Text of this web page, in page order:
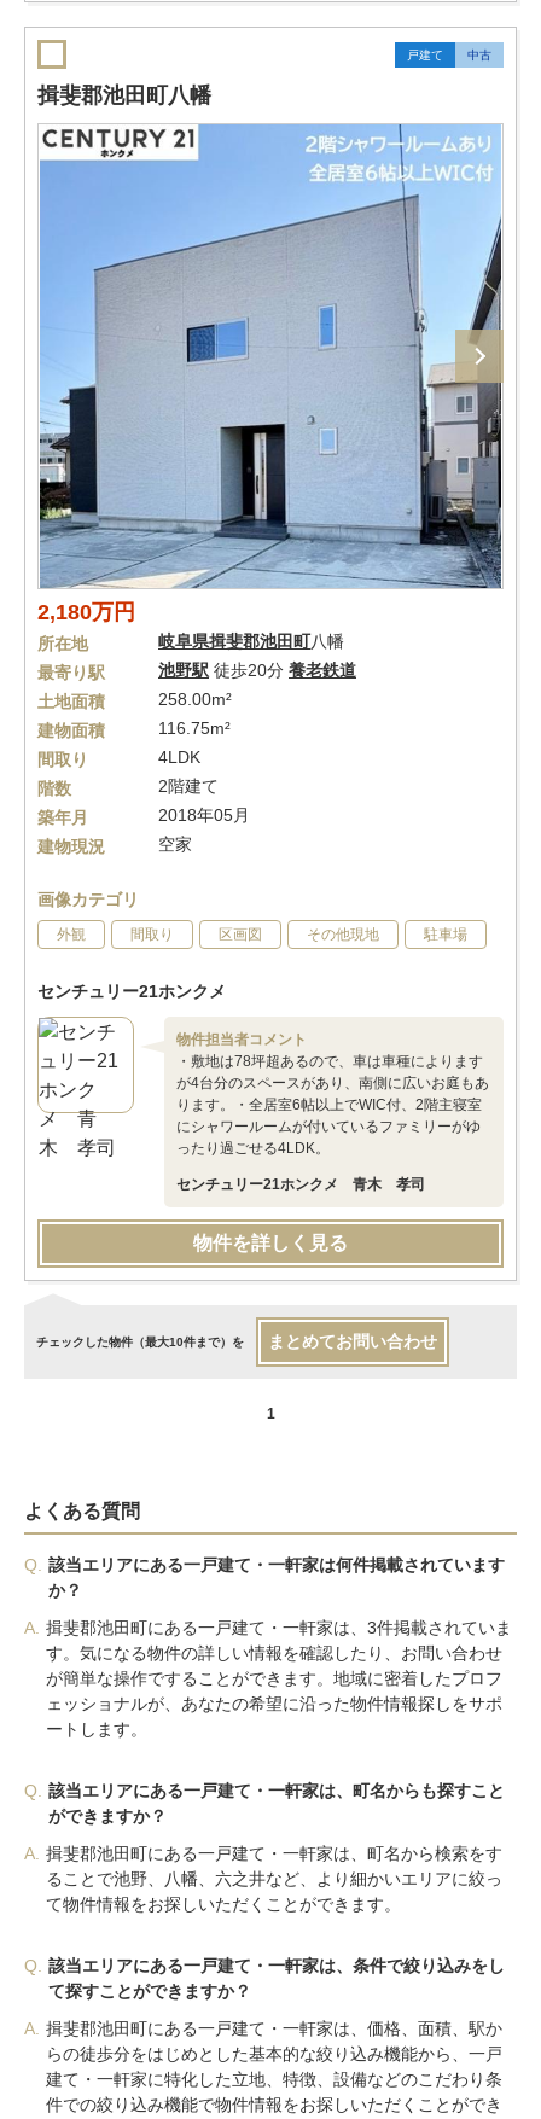
戸建て 中古
揖斐郡池田町八幡
2,180万円
所在地 岐阜県揖斐郡池田町八幡
最寄り駅
池野駅 徒歩20分 養老鉄道
土地面積
258.00m²
建物面積
116.75m²
間取り
4LDK
階数
2階建て
築年月
2018年05月
建物現況
空家
画像カテゴリ
外観 間取り 区画図 その他現地 駐車場
センチュリー21ホンクメ
物件担当者コメント
・敷地は78坪超あるので、車は車種によります
が4台分のスペースがあり、南側に広いお庭もあ
ります。・全居室6帖以上でWIC付、2階主寝室
にシャワールームが付いているファミリーがゆ
ったり過ごせる4LDK。
センチュリー21ホンクメ 青木 孝司
物件を詳しく見る
チェックした物件（最大10件まで）を まとめてお問い合わせ
1
よくある質問
Q.
該当エリアにある一戸建て・一軒家は何件掲載されています
か？
A. 揖斐郡池田町にある一戸建て・一軒家は、3件掲載されていま
す。気になる物件の詳しい情報を確認したり、お問い合わせ
が簡単な操作ですることができます。地域に密着したプロフ
ェッショナルが、あなたの希望に沿った物件情報探しをサポ
ートします。
Q.
該当エリアにある一戸建て・一軒家は、町名からも探すこと
ができますか？
A. 揖斐郡池田町にある一戸建て・一軒家は、町名から検索をす
ることで池野、八幡、六之井など、より細かいエリアに絞っ
て物件情報をお探しいただくことができます。
Q.
該当エリアにある一戸建て・一軒家は、条件で絞り込みをし
て探すことができますか？
A. 揖斐郡池田町にある一戸建て・一軒家は、価格、面積、駅か
らの徒歩分をはじめとした基本的な絞り込み機能から、一戸
建て・一軒家に特化した立地、特徴、設備などのこだわり条
件での絞り込み機能で物件情報をお探しいただくことができ